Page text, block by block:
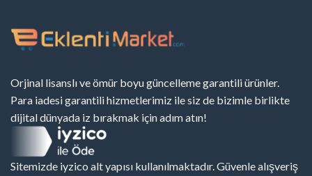
Orjinal lisanslı ve ömür boyu güncelleme garantili ürünler.
Para iadesi garantili hizmetlerimiz ile siz de bizimle birlikte
dijital dünyada iz bırakmak için adım atın!
Sitemizde iyzico alt yapısı kullanılmaktadır. Güvenle alışveriş